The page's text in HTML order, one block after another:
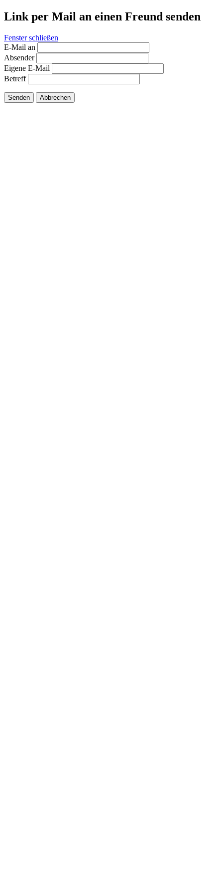
Link per Mail an einen Freund senden
Fenster schließen
E-Mail an
Absender
Eigene E-Mail
Betreff
Senden Abbrechen